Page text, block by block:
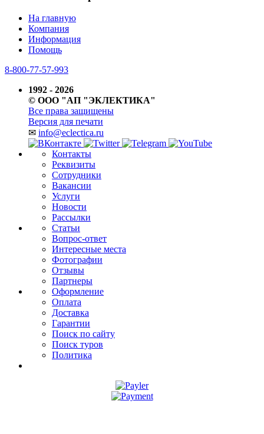
На главную
Компания
Информация
Помощь
8-800-77-57-993
1992 - 2026
© ООО "АП "ЭКЛЕКТИКА"
Все права защищены
Версия для печати
✉ info@eclectica.ru
Контакты
Реквизиты
Сотрудники
Вакансии
Услуги
Новости
Рассылки
Статьи
Вопрос-ответ
Интересные места
Фотографии
Отзывы
Партнеры
Оформление
Оплата
Доставка
Гарантии
Поиск по сайту
Поиск туров
Политика